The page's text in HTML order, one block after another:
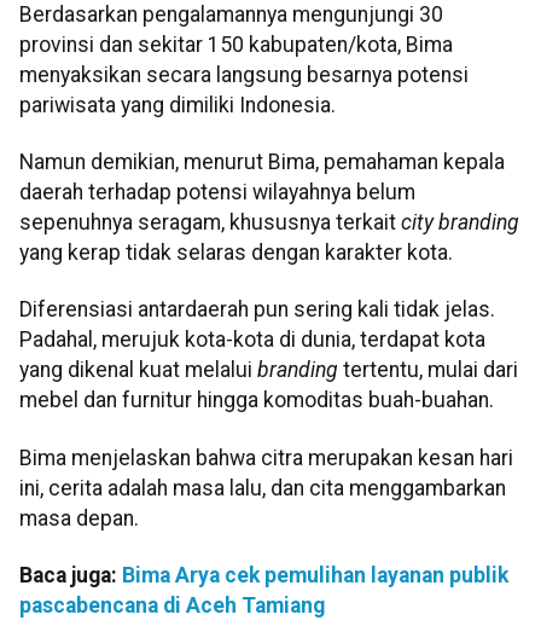
Berdasarkan pengalamannya mengunjungi 30
provinsi dan sekitar 150 kabupaten/kota, Bima
menyaksikan secara langsung besarnya potensi
pariwisata yang dimiliki Indonesia.
Namun demikian, menurut Bima, pemahaman kepala
daerah terhadap potensi wilayahnya belum
sepenuhnya seragam, khususnya terkait city branding
yang kerap tidak selaras dengan karakter kota.
Diferensiasi antardaerah pun sering kali tidak jelas.
Padahal, merujuk kota-kota di dunia, terdapat kota
yang dikenal kuat melalui branding tertentu, mulai dari
mebel dan furnitur hingga komoditas buah-buahan.
Bima menjelaskan bahwa citra merupakan kesan hari
ini, cerita adalah masa lalu, dan cita menggambarkan
masa depan.
Baca juga: Bima Arya cek pemulihan layanan publik
pascabencana di Aceh Tamiang